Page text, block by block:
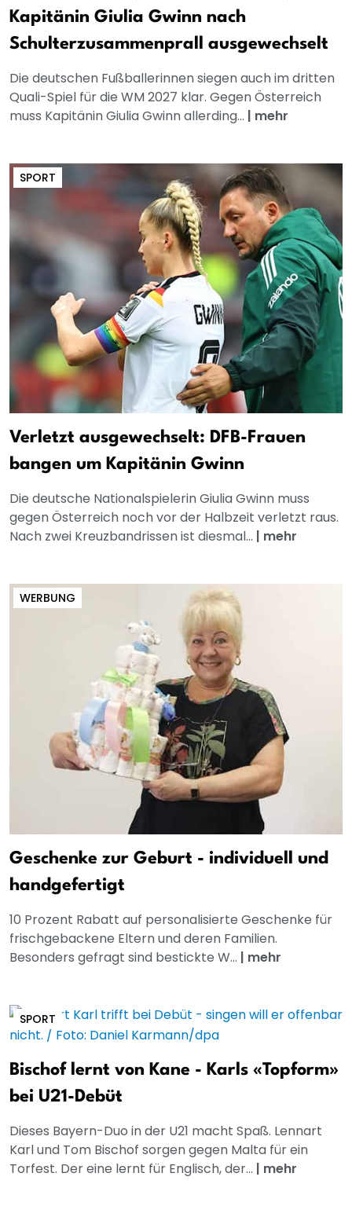
Kapitänin Giulia Gwinn nach
Schulterzusammenprall ausgewechselt
Die deutschen Fußballerinnen siegen auch im dritten
Quali-Spiel für die WM 2027 klar. Gegen Österreich
muss Kapitänin Giulia Gwinn allerding... | mehr
SPORT
Verletzt ausgewechselt: DFB-Frauen
bangen um Kapitänin Gwinn
Die deutsche Nationalspielerin Giulia Gwinn muss
gegen Österreich noch vor der Halbzeit verletzt raus.
Nach zwei Kreuzbandrissen ist diesmal... | mehr
WERBUNG
Geschenke zur Geburt - individuell und
handgefertigt
10 Prozent Rabatt auf personalisierte Geschenke für
frischgebackene Eltern und deren Familien.
Besonders gefragt sind bestickte W... | mehr
SPORT
Bischof lernt von Kane - Karls «Topform»
bei U21-Debüt
Dieses Bayern-Duo in der U21 macht Spaß. Lennart
Karl und Tom Bischof sorgen gegen Malta für ein
Torfest. Der eine lernt für Englisch, der... | mehr